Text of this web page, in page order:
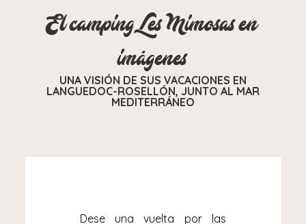
El camping Les Mimosas en
imágenes
UNA VISIÓN DE SUS VACACIONES EN
LANGUEDOC-ROSELLÓN, JUNTO AL MAR
MEDITERRÁNEO
Dese una vuelta por las